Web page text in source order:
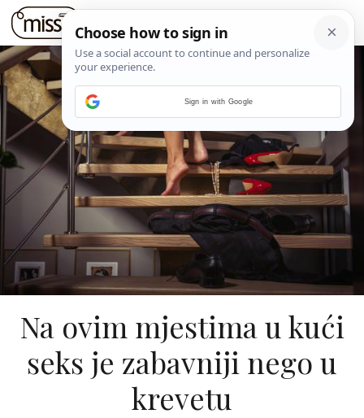
Na ovim mjestima u kući
seks je zabavniji nego u
krevetu
Sign in with Google